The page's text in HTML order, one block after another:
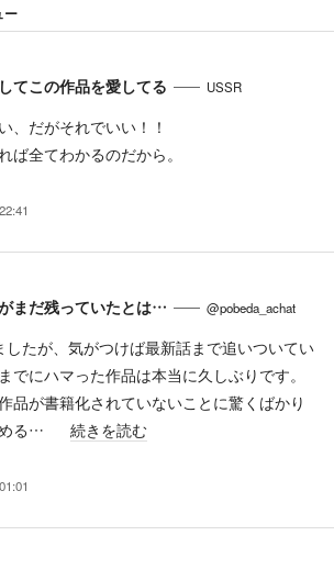
ー
てこの作品を愛してる
USSR
、だがそれでいい！！
ば全てわかるのだから。
まだ残っていたとは…
@pobeda_achat
たが、気がつけば最新話まで追いついてい
でにハマった作品は本当に久しぶりです。
品が書籍化されていないことに驚くばかり
る…
続きを読む